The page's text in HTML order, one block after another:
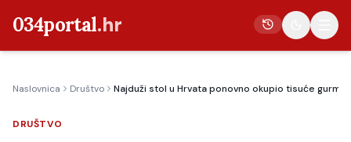
034portal.hr
Crna kronika
Naslovnica Društvo Najduži stol u Hrvata ponovno okupio tisuće
DRUŠTVO